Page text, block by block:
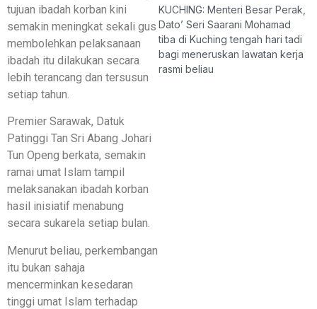
tujuan ibadah korban kini
semakin meningkat sekali gus
membolehkan pelaksanaan
ibadah itu dilakukan secara
lebih terancang dan tersusun
setiap tahun.
Premier Sarawak, Datuk
Patinggi Tan Sri Abang Johari
Tun Openg berkata, semakin
ramai umat Islam tampil
melaksanakan ibadah korban
hasil inisiatif menabung
secara sukarela setiap bulan.
Menurut beliau, perkembangan
itu bukan sahaja
mencerminkan kesedaran
tinggi umat Islam terhadap
KUCHING: Menteri Besar Perak,
Dato’ Seri Saarani Mohamad
tiba di Kuching tengah hari tadi
bagi meneruskan lawatan kerja
rasmi beliau